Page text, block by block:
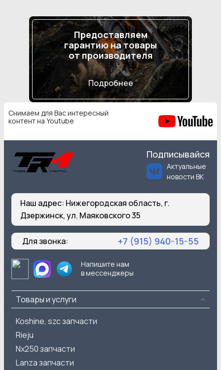
Предоставляем
гарантию на товары
от производителя
Подробнее
Снимаем для Вас интересный
контент на Youtube
Подписывайся
Актуальные
новости ВК
Наш адрес: Нижегородская область, г.
Дзержинск, ул. Маяковского 35
Для звонка: +7 (915) 940-15-55
Напишите нам
в мессенджеры
Товары и услуги
Koshine, szc запчасти
Rieju
Nx250 запчасти
Lanza запчасти